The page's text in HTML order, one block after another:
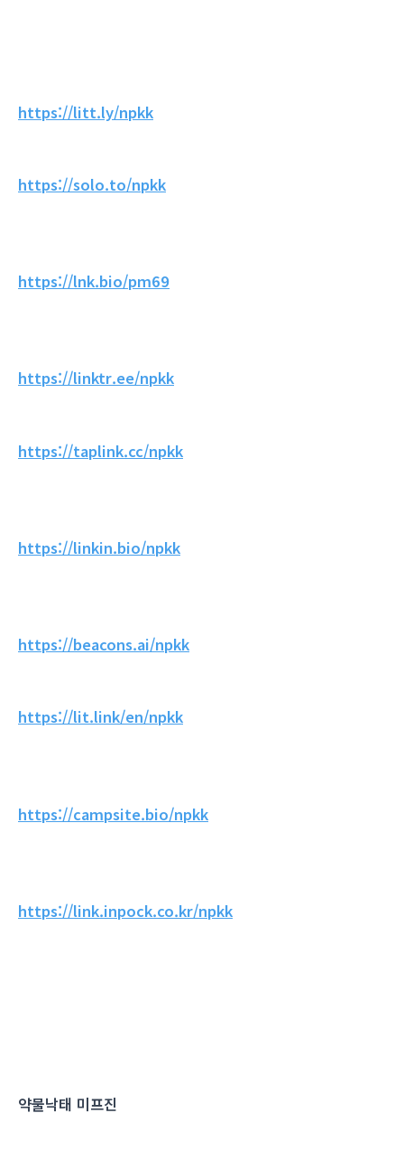
https://litt.ly/npkk
https://solo.to/npkk
https://lnk.bio/pm69
https://linktr.ee/npkk
https://taplink.cc/npkk
https://linkin.bio/npkk
https://beacons.ai/npkk
https://lit.link/en/npkk
https://campsite.bio/npkk
https://link.inpock.co.kr/npkk
약물낙태 미프진